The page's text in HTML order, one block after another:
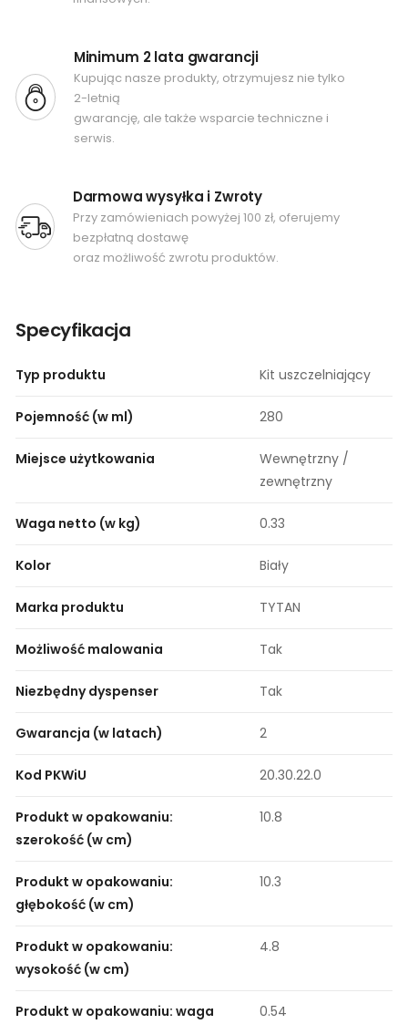
Minimum 2 lata gwarancji
Kupując nasze produkty, otrzymujesz nie tylko
2-letnią
gwarancję, ale także wsparcie techniczne i
serwis.
Darmowa wysyłka i Zwroty
Przy zamówieniach powyżej 100 zł, oferujemy
bezpłatną dostawę
oraz możliwość zwrotu produktów.
Specyfikacja
Typ produktu Kit uszczelniający
Pojemność (w ml) 280
Miejsce użytkowania
Wewnętrzny /
zewnętrzny
Waga netto (w kg) 0.33
Kolor Biały
Marka produktu TYTAN
Możliwość malowania Tak
Niezbędny dyspenser Tak
Gwarancja (w latach) 2
Kod PKWiU 20.30.22.0
Produkt w opakowaniu:
szerokość (w cm)
10.8
Produkt w opakowaniu:
głębokość (w cm)
10.3
Produkt w opakowaniu:
wysokość (w cm)
4.8
Produkt w opakowaniu: waga
0.54